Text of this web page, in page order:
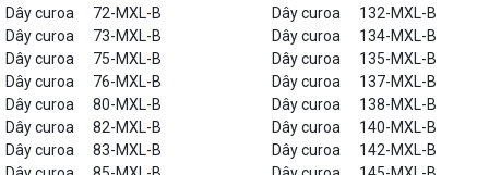
Dây curoa
72-MXL-B Dây curoa
132-MXL-B
Dây curoa
73-MXL-B Dây curoa
134-MXL-B
Dây curoa
75-MXL-B Dây curoa
135-MXL-B
Dây curoa
76-MXL-B Dây curoa
137-MXL-B
Dây curoa
80-MXL-B Dây curoa
138-MXL-B
Dây curoa
82-MXL-B Dây curoa
140-MXL-B
Dây curoa
83-MXL-B Dây curoa
142-MXL-B